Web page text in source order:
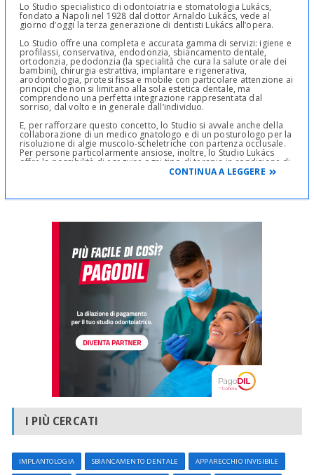
Lo Studio specialistico di odontoiatria e stomatologia Lukács,
fondato a Napoli nel 1928 dal dottor Arnaldo Lukács, vede al
giorno d’oggi la terza generazione di dentisti Lukács all’opera.
Lo Studio offre una completa e accurata gamma di servizi: igiene e
profilassi, conservativa, endodonzia, sbiancamento dentale,
ortodonzia, pedodonzia (la specialità che cura la salute orale dei
bambini), chirurgia estrattiva, implantare e rigenerativa,
arodontologia, protesi fissa e mobile con particolare attenzione ai
principi che non si limitano alla sola estetica dentale, ma
comprendono una perfetta integrazione rappresentata dal
sorriso, dal volto e in generale dall’individuo.
E, per rafforzare questo concetto, lo Studio si avvale anche della
collaborazione di un medico gnatologo e di un posturologo per la
risoluzione di algie muscolo-scheletriche con partenza occlusale.
Per persone particolarmente ansiose, inoltre, lo Studio Lukács
offre la possibilità di eseguire ogni tipo di terapia in condizione di
massimo relax grazie al protossido di azoto.
paziente: puntualità, gentilezza e in ottemperanza ai protocolli di
odontoiatria e stomatologia Lukács è stato sempre simbolo di una
delle tecniche e delle attrezzature all’avanguardia, acquisita
attraverso aggiornamenti continui a livello nazionale e
internazionale.
CONTINUA A LEGGERE
I PIÙ CERCATI
IMPLANTOLOGIA SBIANCAMENTO DENTALE APPARECCHIO INVISIBILE